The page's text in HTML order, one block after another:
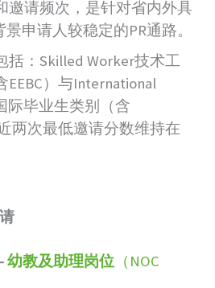
邀请频次，是针对省内外具
申请人较稳定的PR通路。
括：Skilled Worker技术工
EEBC）与International
际毕业生类别（含
两次最低邀请分数维持在
幼教及助理岗位 （NOC